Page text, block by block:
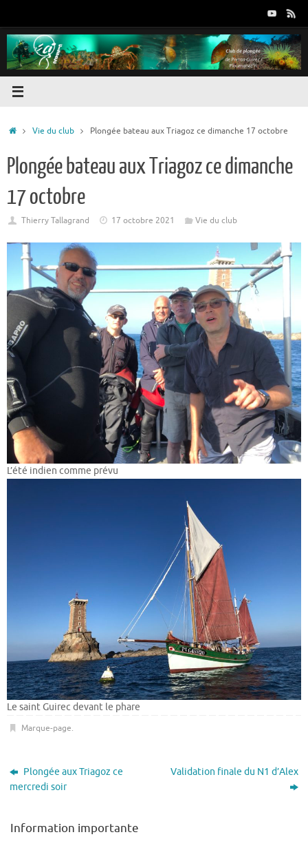
contenu
AccueilVie du club Plongée bateau aux Triagoz ce dimanche 17 octobre
Plongée bateau aux Triagoz ce dimanche
17 octobre
Thierry Tallagrand 17 octobre 2021 Vie du club
L’été indien comme prévu
Le saint Guirec devant le phare
Marque-page.
Plongée aux Triagoz ce
mercredi soir
Validation finale du N1 d’Alex
Information importante